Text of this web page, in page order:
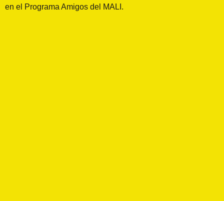
en el Programa Amigos del MALI.